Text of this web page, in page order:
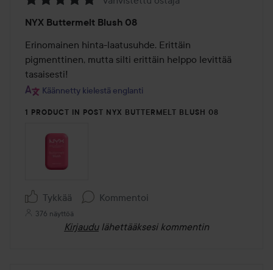
5
/
5
NYX Buttermelt Blush 08
Erinomainen hinta-laatusuhde. Erittäin
pigmenttinen, mutta silti erittäin helppo levittää
tasaisesti!
Käännetty kielestä englanti
1 PRODUCT IN POST NYX BUTTERMELT BLUSH 08
Tykkää Kommentoi
376 näyttöä
Kirjaudu lähettääksesi kommentin